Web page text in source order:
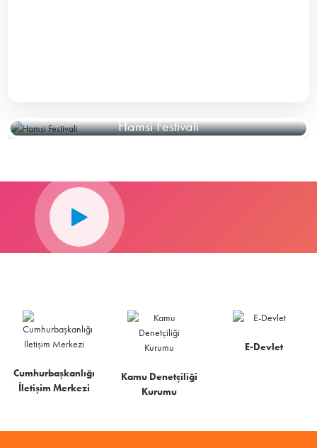
Hamsi Festivali
Cumhurbaşkanlığı
İletişim Merkezi
Kamu Denetçiliği
Kurumu
E-Devlet